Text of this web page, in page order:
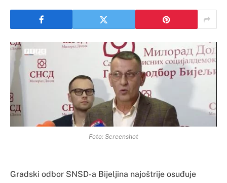
Foto: Screenshot
Gradski odbor SNSD-a Bijeljina najoštrije osuđuje